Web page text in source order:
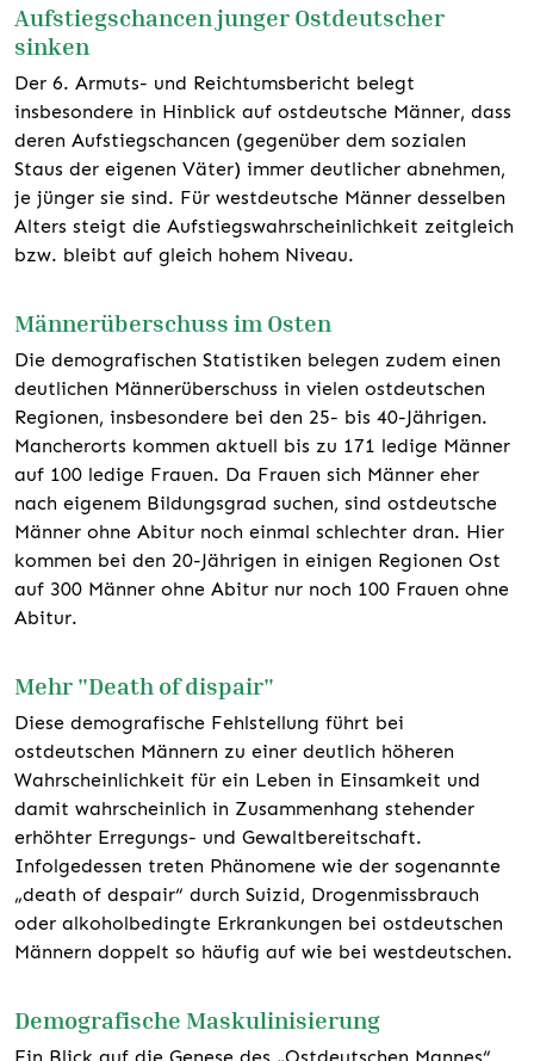
Aufstiegschancen junger Ostdeutscher
sinken
Der 6. Armuts- und Reichtumsbericht belegt
insbesondere in Hinblick auf ostdeutsche Männer, dass
deren Aufstiegschancen (gegenüber dem sozialen
Staus der eigenen Väter) immer deutlicher abnehmen,
je jünger sie sind. Für westdeutsche Männer desselben
Alters steigt die Aufstiegswahrscheinlichkeit zeitgleich
bzw. bleibt auf gleich hohem Niveau.
Männerüberschuss im Osten
Die demografischen Statistiken belegen zudem einen
deutlichen Männerüberschuss in vielen ostdeutschen
Regionen, insbesondere bei den 25- bis 40-Jährigen.
Mancherorts kommen aktuell bis zu 171 ledige Männer
auf 100 ledige Frauen. Da Frauen sich Männer eher
nach eigenem Bildungsgrad suchen, sind ostdeutsche
Männer ohne Abitur noch einmal schlechter dran. Hier
kommen bei den 20-Jährigen in einigen Regionen Ost
auf 300 Männer ohne Abitur nur noch 100 Frauen ohne
Abitur.
Mehr "Death of dispair"
Diese demografische Fehlstellung führt bei
ostdeutschen Männern zu einer deutlich höheren
Wahrscheinlichkeit für ein Leben in Einsamkeit und
damit wahrscheinlich in Zusammenhang stehender
erhöhter Erregungs- und Gewaltbereitschaft.
Infolgedessen treten Phänomene wie der sogenannte
„death of despair“ durch Suizid, Drogenmissbrauch
oder alkoholbedingte Erkrankungen bei ostdeutschen
Männern doppelt so häufig auf wie bei westdeutschen.
Demografische Maskulinisierung
Ein Blick auf die Genese des „Ostdeutschen Mannes“